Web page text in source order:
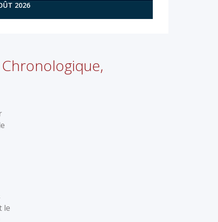
2026
le